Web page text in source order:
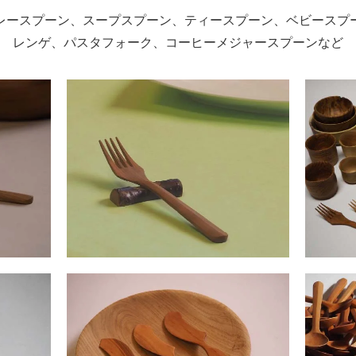
ースプーン、スープスプーン、ティースプーン、ベビースプ
レンゲ、パスタフォーク、コーヒーメジャースプーンなど